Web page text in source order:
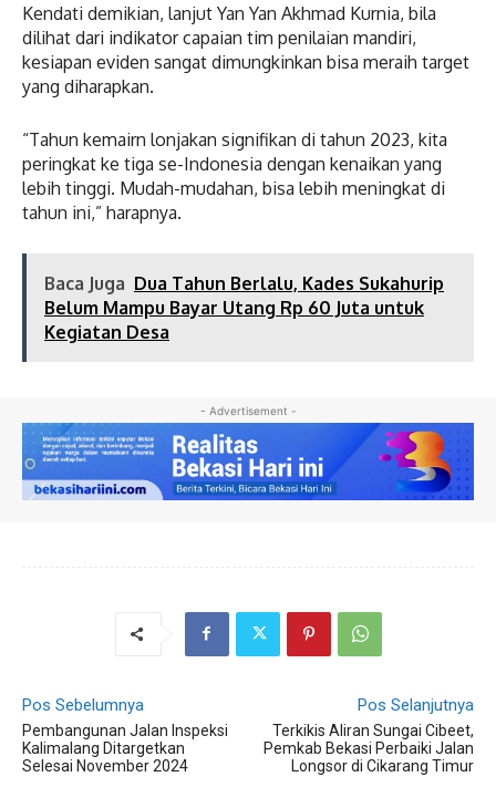
Kendati demikian, lanjut Yan Yan Akhmad Kurnia, bila
dilihat dari indikator capaian tim penilaian mandiri,
kesiapan eviden sangat dimungkinkan bisa meraih target
yang diharapkan.
“Tahun kemairn lonjakan signifikan di tahun 2023, kita
peringkat ke tiga se-Indonesia dengan kenaikan yang
lebih tinggi. Mudah-mudahan, bisa lebih meningkat di
tahun ini,” harapnya.
Baca Juga Dua Tahun Berlalu, Kades Sukahurip
Belum Mampu Bayar Utang Rp 60 Juta untuk
Kegiatan Desa
- Advertisement -
Pos Sebelumnya
Pembangunan Jalan Inspeksi
Kalimalang Ditargetkan
Selesai November 2024
Pos Selanjutnya
Terkikis Aliran Sungai Cibeet,
Pemkab Bekasi Perbaiki Jalan
Longsor di Cikarang Timur